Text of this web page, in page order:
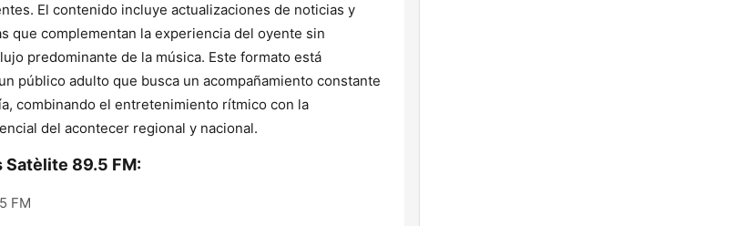
El contenido incluye actualizaciones de noticias y
que complementan la experiencia del oyente sin
predominante de la música. Este formato está
público adulto que busca un acompañamiento constante
combinando el entretenimiento rítmico con la
del acontecer regional y nacional.
Satèlite 89.5 FM:
FM